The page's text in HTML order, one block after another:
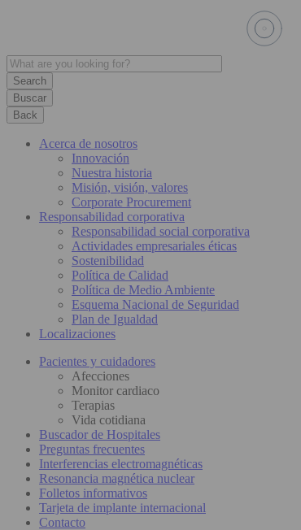
Buscar
Back
Acerca de nosotros
Innovación
Nuestra historia
Misión, visión, valores
Corporate Procurement
Responsabilidad corporativa
Responsabilidad social corporativa
Actividades empresariales éticas
Sostenibilidad
Política de Calidad
Política de Medio Ambiente
Esquema Nacional de Seguridad
Plan de Igualdad
Localizaciones
Pacientes y cuidadores
Afecciones
Monitor cardiaco
Terapias
Vida cotidiana
Buscador de Hospitales
Preguntas frecuentes
Interferencias electromagnéticas
Resonancia magnética nuclear
Folletos informativos
Tarjeta de implante internacional
Contacto